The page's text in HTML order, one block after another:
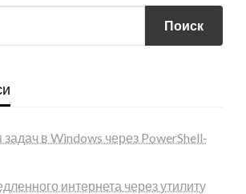
в Windows через PowerShell-
интернета через утилиту